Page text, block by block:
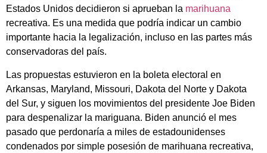
Estados Unidos decidieron si aprueban la marihuana
recreativa. Es una medida que podría indicar un cambio
importante hacia la legalización, incluso en las partes más
conservadoras del país.
Las propuestas estuvieron en la boleta electoral en
Arkansas, Maryland, Missouri, Dakota del Norte y Dakota
del Sur, y siguen los movimientos del presidente Joe Biden
para despenalizar la mariguana. Biden anunció el mes
pasado que perdonaría a miles de estadounidenses
condenados por simple posesión de marihuana recreativa,